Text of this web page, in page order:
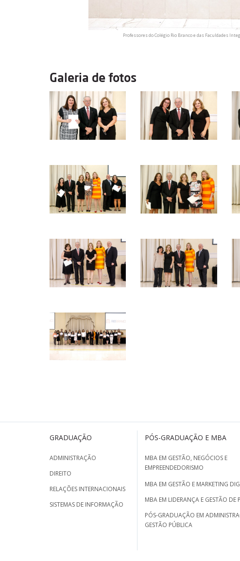
Professores do Colégio Rio Branco e das Faculdades
Galeria de fotos
GRADUAÇÃO
ADMINISTRAÇÃO
DIREITO
RELAÇÕES INTERNACIONAIS
SISTEMAS DE INFORMAÇÃO
PÓS-GRADUAÇÃO E MBA
MBA EM GESTÃO, NEGÓCIOS E
EMPREENDEDORISMO
MBA EM GESTÃO E MARKETING
MBA EM LIDERANÇA E GESTÃO DE
PÓS-GRADUAÇÃO EM
GESTÃO PÚBLICA